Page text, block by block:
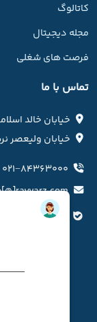
کاتالوگ
مجله دیجیتال
فرصت های شغلی
تماس با ما
خیابان خالد
خیابان ولیعصر
۰۲۱−۸۴۳۶۳۰۰۰
کانال بله رایورز